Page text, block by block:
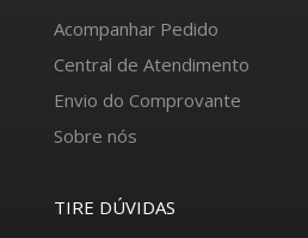
Acompanhar Pedido
Central de Atendimento
Envio do Comprovante
Sobre nós
TIRE DÚVIDAS